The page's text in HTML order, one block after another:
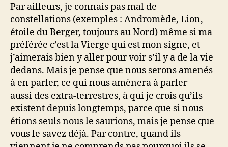
Par ailleurs, je connais pas mal de
constellations (exemples : Andromède, Lion,
étoile du Berger, toujours au Nord) même si ma
préférée c’est la Vierge qui est mon signe, et
j’aimerais bien y aller pour voir s’il y a de la vie
dedans. Mais je pense que nous serons amenés
à en parler, ce qui nous amènera à parler
aussi des extra-terrestres, à qui je crois qu’ils
existent depuis longtemps, parce que si nous
étions seuls nous le saurions, mais je pense que
vous le savez déjà. Par contre, quand ils